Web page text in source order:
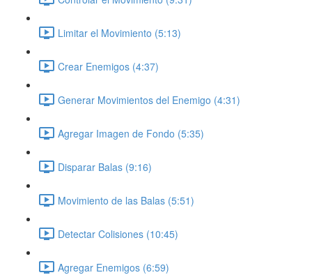
Limitar el Movimiento (5:13)
Crear Enemigos (4:37)
Generar Movimientos del Enemigo (4:31)
Agregar Imagen de Fondo (5:35)
Disparar Balas (9:16)
Movimiento de las Balas (5:51)
Detectar Colisiones (10:45)
Agregar Enemigos (6:59)